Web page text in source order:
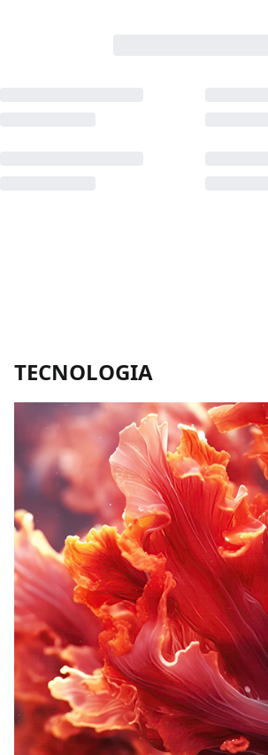
TECNOLOGIA